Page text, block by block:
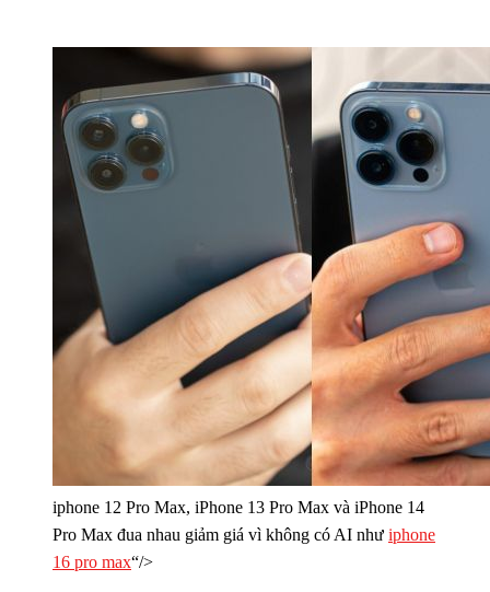
iphone 12 Pro Max, iPhone 13 Pro Max và iPhone 14
Pro Max đua nhau giảm giá vì không có AI như iphone
16 pro max“/>